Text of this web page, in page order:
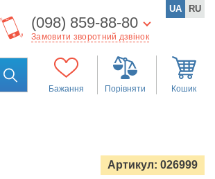
(098) 859-88-80
Замовити зворотний дзвінок
UA RU
Бажання Порівняти Кошик
Артикул: 026999